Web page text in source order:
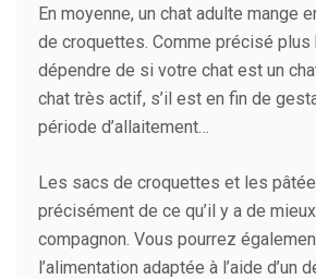
En moyenne, un chat adulte mange
de croquettes. Comme précisé plus
dépendre de si votre chat est un
chat très actif, s’il est en fin de
période d’allaitement…
Les sacs de croquettes et les
précisément de ce qu’il y a de
compagnon. Vous pourrez
l’alimentation adaptée à l’aide d’un